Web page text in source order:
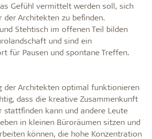
Gefühl vermittelt werden soll, sich
der Architekten zu befinden.
Stehtisch im offenen Teil bilden
und sind ein
für Pausen und spontane Treffen.
der Architekten optimal funktionieren
dass die kreative Zusammenkunft
stattfinden kann und andere Leute
in kleinen Büroräumen sitzen und
können, die hohe Konzentration